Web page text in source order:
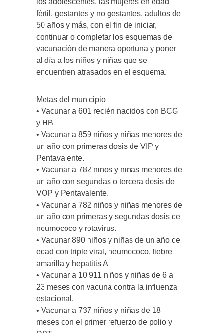
los adolescentes, las mujeres en edad
fértil, gestantes y no gestantes, adultos de
50 años y más, con el fin de iniciar,
continuar o completar los esquemas de
vacunación de manera oportuna y poner
al día a los niños y niñas que se
encuentren atrasados en el esquema.
Metas del municipio
• Vacunar a 601 recién nacidos con BCG
y HB.
• Vacunar a 859 niños y niñas menores de
un año con primeras dosis de VIP y
Pentavalente.
• Vacunar a 782 niños y niñas menores de
un año con segundas o tercera dosis de
VOP y Pentavalente.
• Vacunar a 782 niños y niñas menores de
un año con primeras y segundas dosis de
neumococo y rotavirus.
• Vacunar 890 niños y niñas de un año de
edad con triple viral, neumococo, fiebre
amarilla y hepatitis A.
• Vacunar a 10.911 niños y niñas de 6 a
23 meses con vacuna contra la influenza
estacional.
• Vacunar a 737 niños y niñas de 18
meses con el primer refuerzo de polio y